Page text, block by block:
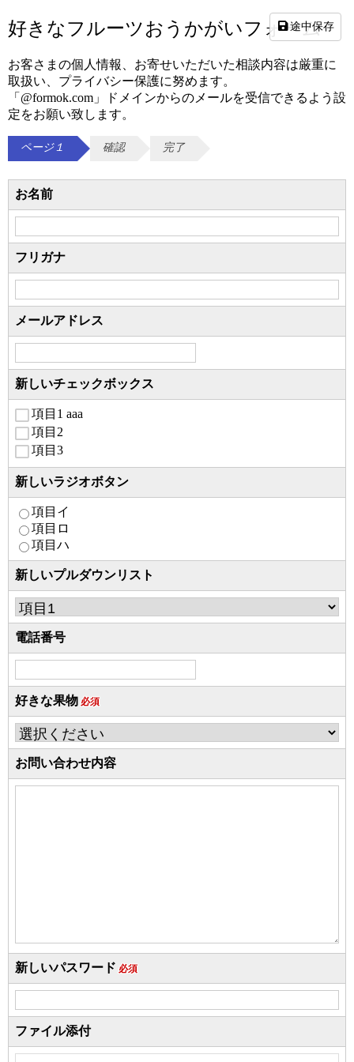
好きなフルーツおうかがいフォーム
お客さまの個人情報、お寄せいただいた相談内容は厳重に
取扱い、プライバシー保護に努めます。
「@formok.com」ドメインからのメールを受信できるよう設
定をお願い致します。
ページ１ 確認 完了
お名前
フリガナ
メールアドレス
新しいチェックボックス
項目1 aaa
項目2
項目3
新しいラジオボタン
項目イ
項目ロ
項目ハ
新しいプルダウンリスト
電話番号
好きな果物 必須
お問い合わせ内容
新しいパスワード 必須
ファイル添付
途中保存